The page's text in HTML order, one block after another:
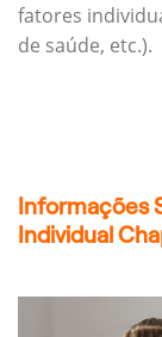
fatores
de saúde, etc.).
Informações
Individual